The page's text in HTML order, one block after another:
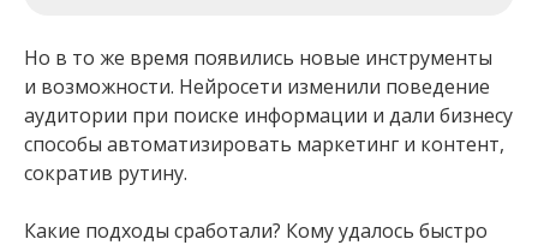
Но в то же время появились новые инструменты
и возможности. Нейросети изменили поведение
аудитории при поиске информации и дали бизнесу
способы автоматизировать маркетинг и контент,
сократив рутину.
Какие подходы сработали? Кому удалось быстро